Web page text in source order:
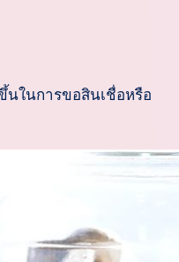
นในการขอสินเชื่อหรือ